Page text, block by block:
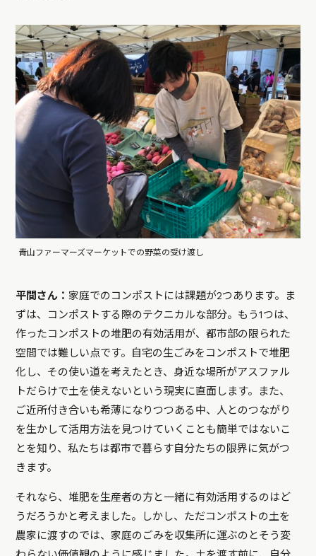
青山ファーマーズマーケットでの野菜の受け渡し
平間さん：家庭でのコンポストには課題が2つあります。ま
ずは、コンポストする際のテクニカルな部分。もう1つは、
作ったコンポストの堆肥の有効活用が、都市部の限られた
空間では難しい点です。自宅の生ごみをコンポストで堆肥
化し、その使い道を考えたとき、身近な場所がアスファル
トだらけで土を使えないという現実に直面します。また、
ご近所付き合いも希薄になりつつある中、人とのつながり
を生かして活用方法を見つけていくことも簡単ではないこ
とを知り、私たちは都市で暮らす自分たちの限界に気がつ
きます。
それなら、堆肥を生産者の方と一緒に有効活用するのはど
うだろうかと考えました。しかし、ただコンポストの土を
農家に渡すのでは、家庭のごみを収集所に運ぶのとそう変